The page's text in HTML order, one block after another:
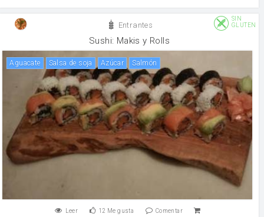
Entrantes
SIN
GLUTEN
Sushi: Makis y Rolls
Aguacate salsa de soja Azúcar salmón
Leer 12 Me gusta Comentar